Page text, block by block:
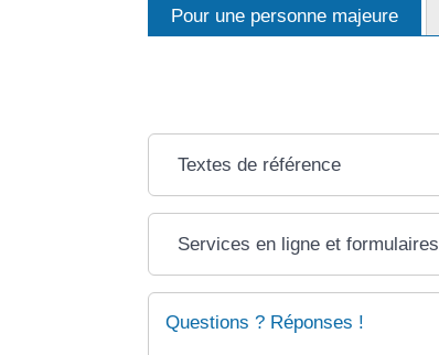
Pour une personne majeure
Textes de référence
Services en ligne et formulaires
Questions ? Réponses !